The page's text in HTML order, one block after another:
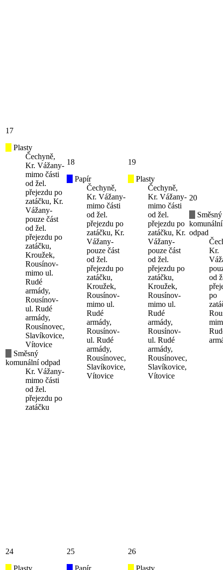
17
Plasty
Čechyně,
Kr. Vážany-
mimo části
od žel.
přejezdu po
zatáčku, Kr.
Vážany-
pouze část
od žel.
přejezdu po
zatáčku,
Kroužek,
Rousínov-
mimo ul.
Rudé
armády,
Rousínov-
ul. Rudé
armády,
Rousínovec,
Slavíkovice,
Vítovice
Směsný
komunální odpad
Kr. Vážany-
mimo části
od žel.
přejezdu po
zatáčku
18
Papír
Čechyně,
Kr. Vážany-
mimo části
od žel.
přejezdu po
zatáčku, Kr.
Vážany-
pouze část
od žel.
přejezdu po
zatáčku,
Kroužek,
Rousínov-
mimo ul.
Rudé
armády,
Rousínov-
ul. Rudé
armády,
Rousínovec,
Slavíkovice,
Vítovice
19
Plasty
Čechyně,
Kr. Vážany-
mimo části
od žel.
přejezdu po
zatáčku, Kr.
Vážany-
pouze část
od žel.
přejezdu po
zatáčku,
Kroužek,
Rousínov-
mimo ul.
Rudé
armády,
Rousínov-
ul. Rudé
armády,
Rousínovec,
Slavíkovice,
Vítovice
20
Směsný
komunální
odpad
Kr.
od
po
24
Plasty
25
Papír
26
Plasty